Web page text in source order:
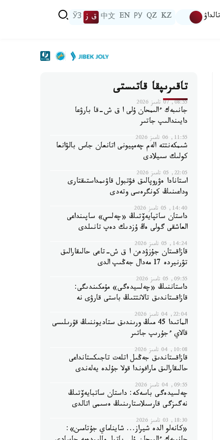
تالداۋ KZ
QZ
РУ
EN
中文 ق ز ЎЗ
تاقىرىپقا قاتىستى
08:55, 07 تامىز 2026
جانىبەك ءالىمحان ۇلى ا ق ش-قا بارۋعا
دايىندالىپ جاتىر
11:55, 06 تامىز 2026
شىمكەنتتە الەم چەمپيونى اتانعان جاس بالۋانعا
كولىك سىيلادى
22:05, 05 تامىز 2026
استانادا ەۋروپالىق فۋتبول قاۋىمداستىقتارى
وداعىنىڭ كونگرەسى وتەدى
14:40, 05 تامىز 2026
داستان ساتپايەۆتىڭ «چەلسي» ساپىنداعى
العاشقى گولى ەڭ ۇزدىك دەپ تانىلدى
14:24, 05 تامىز 2026
قازاقستان جۇزۋدەن ا ق ش-تاعى حالىقارالىق
تۋرنيردە 17 مەدال جەڭىپ الدى
09:55, 05 تامىز 2026
داستاننىڭ «چەلسيدەگى» مۇمكىندىگى:
قازاقستاندىق تالانتتىڭ باستى قارۋى نە
22:04, 04 تامىز 2026
الماتىدا 45 مىڭ ورىندىق ستاديوننىڭ قۇرىلىسى
قالاي ءجۇرىپ جاتىر
10:08, 04 تامىز 2026
قازاقستاندىق جەڭىل اتلەت تاجىكستانداعى
حالىقارالىق مارافوندا قولا جۇلدە يەلەندى
09:55, 04 تامىز 2026
چەلسيدەگى باسەكە: داستان ساتبايەۆتىڭ
نەگىزگى قارسىلاستارىنىڭ ەسىمى اتالدى
18:30, 03 تامىز 2026
«كانەلو الدە شيراز... شايناماي جۇتامىن»: